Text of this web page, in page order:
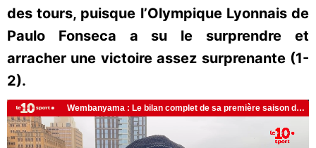
des tours, puisque l’Olympique Lyonnais de
Paulo Fonseca a su le surprendre et
arracher une victoire assez surprenante (1-
2).